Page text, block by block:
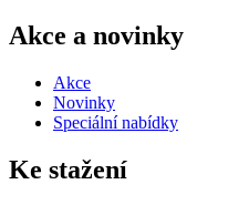
Akce a novinky
Akce
Novinky
Speciální nabídky
Ke stažení